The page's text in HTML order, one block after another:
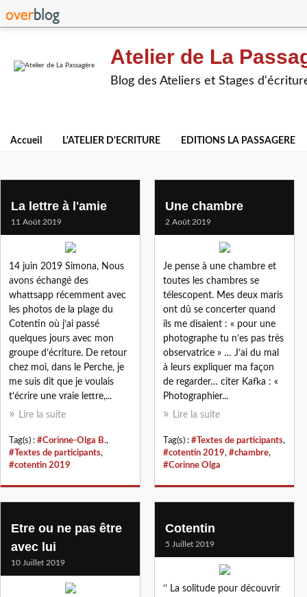
Atelier de La
Blog des Ateliers et Stages
Accueil L'ATELIER D'ECRITURE EDITIONS LA PASSAGERE
cotentin 2019
La lettre à l'amie
11 Août 2019
14 juin 2019 Simona, Nous
avons échangé des
whattsapp récemment avec
les photos de la plage du
Cotentin où j’ai passé
quelques jours avec mon
groupe d’écriture. De retour
chez moi, dans le Perche, je
me suis dit que je voulais
t’écrire une vraie lettre,...
Lire la suite
Tag(s) : #Corinne-Olga B.,
#Textes de participants,
#cotentin 2019
Une chambre
2 Août 2019
Je pense à une chambre et
toutes les chambres se
télescopent. Mes deux maris
ont dû se concerter quand
ils me disaient : « pour une
photographe tu n’es pas très
observatrice » … J’ai du mal
à leurs expliquer ma façon
de regarder… citer Kafka : «
Photographier...
Lire la suite
Tag(s) : #Textes de participants,
#cotentin 2019, #chambre,
#Corinne Olga
Etre ou ne pas être
avec lui
10 Juillet 2019
Cotentin
5 Juillet 2019
‘’ La solitude pour découvrir